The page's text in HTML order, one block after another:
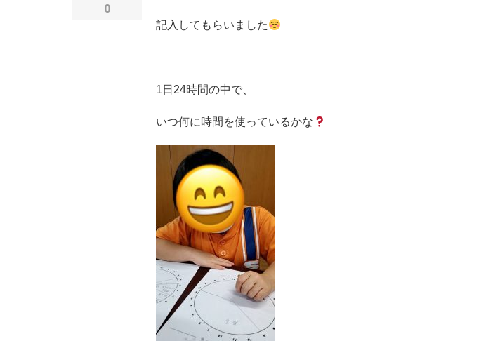
0
記入してもらいました
1日24時間の中で、
いつ何に時間を使っているかな